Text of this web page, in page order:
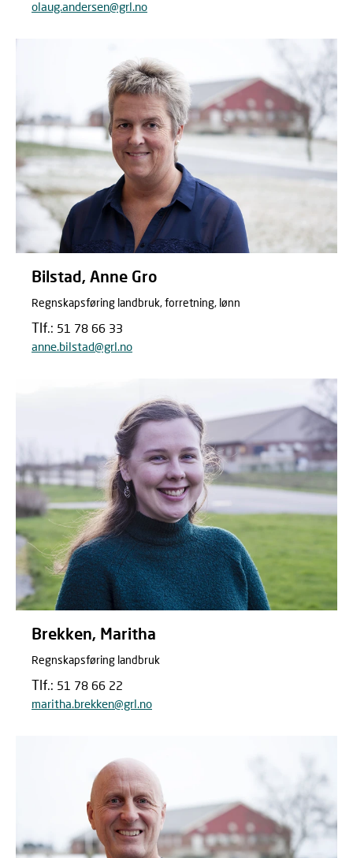
olaug.andersen@grl.no
Bilstad, Anne Gro
Regnskapsføring landbruk, forretning, lønn
Tlf.: 51 78 66 33
anne.bilstad@grl.no
Brekken, Maritha
Regnskapsføring landbruk
Tlf.: 51 78 66 22
maritha.brekken@grl.no